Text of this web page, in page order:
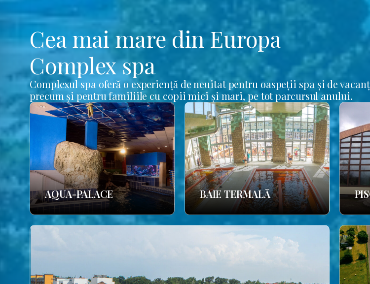
Cea mai mare din Europa
Complex spa
Complexul spa oferă o experiență de neuitat pentru oaspeții spa și de
precum și pentru familiile cu copii mici și mari, pe tot parcursul anului.
AQUA-PALACE BAIE TERMALĂ